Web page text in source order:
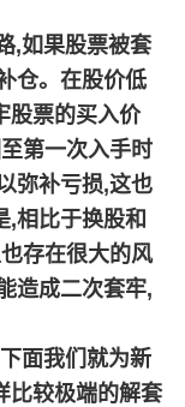
如果股票被套
仓。在股价低
股票的买入价
第一次入手时
弥补亏损,这也
,相比于换股和
存在很大的风
造成二次套牢,
面我们就为新
比较极端的解套